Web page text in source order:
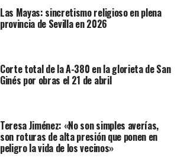
Las Mayas: sincretismo religioso en plena
provincia de Sevilla en 2026
Corte total de la A-380 en la glorieta de San
Ginés por obras el 21 de abril
Teresa Jiménez: «No son simples averías,
son roturas de alta presión que ponen en
peligro la vida de los vecinos»